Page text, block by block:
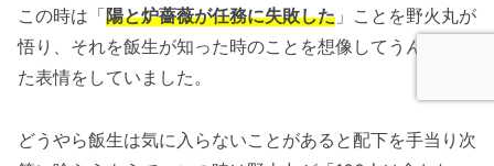
この時は「陽と炉薔薇が任務に失敗した 」ことを野火丸が
悟り、それを飯生が知った時のことを想像してうんざいし
た表情をしていました。
どうやら飯生は気に入らないことがあると配下を手当り次